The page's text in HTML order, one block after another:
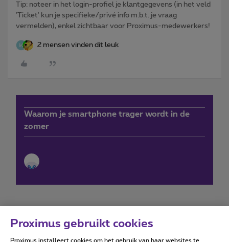
Tip: noteer in het login-profiel je klantgegevens (in het veld
'Ticket' kun je specifieke/privé info m.b.t. je vraag
vermelden), enkel zichtbaar voor Proximus-medewerkers!
2 mensen vinden dit leuk
Waarom je smartphone trager wordt in de
zomer
Proximus gebruikt cookies
Proximus installeert cookies om het gebruik van haar websites te